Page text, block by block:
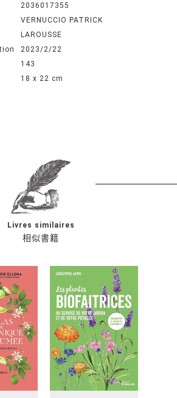
2036017355
VERNUCCIO PATRICK
LAROUSSE
2023/2/22
143
18 x 22 cm
相似書籍
Livres similaires